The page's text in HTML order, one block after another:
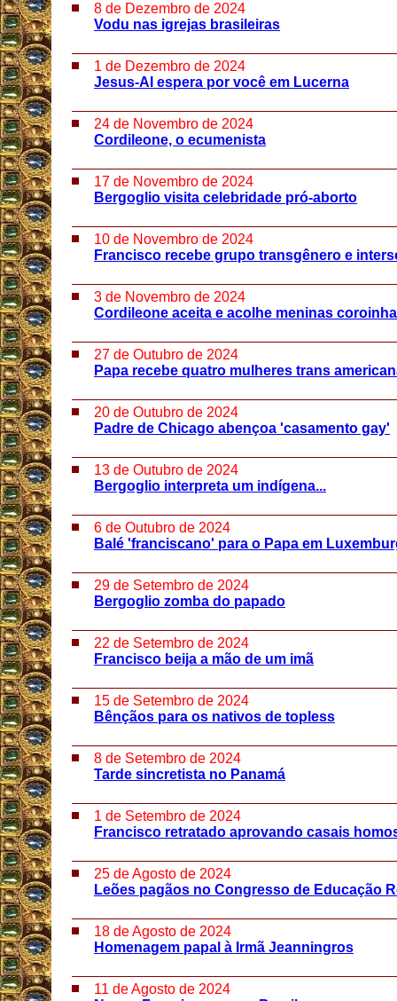
8 de Dezembro de 2024
Vodu nas igrejas brasileiras
1 de Dezembro de 2024
Jesus-AI espera por você em Lucerna
24 de Novembro de 2024
Cordileone, o ecumenista
17 de Novembro de 2024
Bergoglio visita celebridade pró-aborto
10 de Novembro de 2024
Francisco recebe grupo transgênero e
3 de Novembro de 2024
Cordileone aceita e acolhe meninas
27 de Outubro de 2024
Papa recebe quatro mulheres trans
20 de Outubro de 2024
Padre de Chicago abençoa 'casamento gay'
13 de Outubro de 2024
Bergoglio interpreta um indígena...
6 de Outubro de 2024
Balé 'franciscano' para o Papa em
29 de Setembro de 2024
Bergoglio zomba do papado
22 de Setembro de 2024
Francisco beija a mão de um imã
15 de Setembro de 2024
Bênçãos para os nativos de topless
8 de Setembro de 2024
Tarde sincretista no Panamá
1 de Setembro de 2024
Francisco retratado aprovando casais
25 de Agosto de 2024
Leões pagãos no Congresso de Educação
18 de Agosto de 2024
Homenagem papal à Irmã Jeanningros
11 de Agosto de 2024